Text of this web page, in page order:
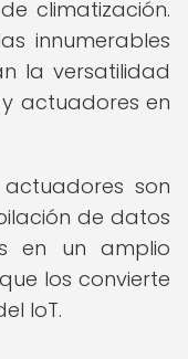
climatización.
innumerables
la versatilidad
actuadores en
actuadores son
de datos
en un amplio
los convierte
IoT.